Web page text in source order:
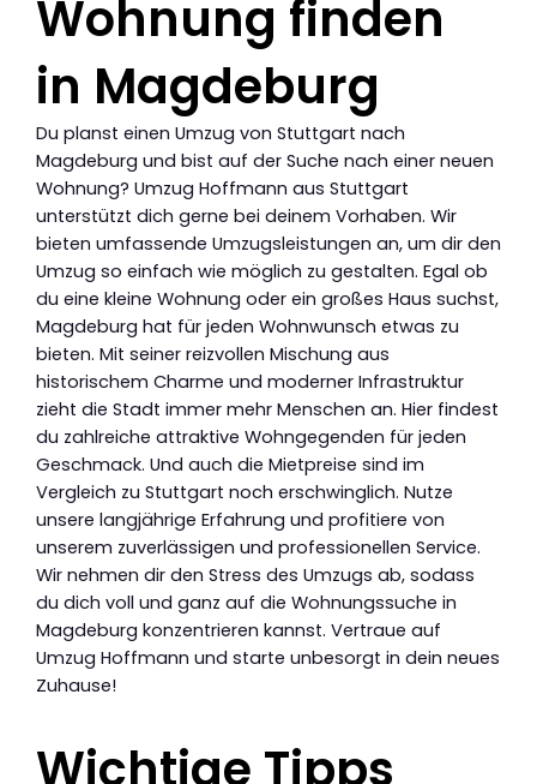
Wohnung finden
in Magdeburg
Du planst einen Umzug von Stuttgart nach
Magdeburg und bist auf der Suche nach einer neuen
Wohnung? Umzug Hoffmann aus Stuttgart
unterstützt dich gerne bei deinem Vorhaben. Wir
bieten umfassende Umzugsleistungen an, um dir den
Umzug so einfach wie möglich zu gestalten. Egal ob
du eine kleine Wohnung oder ein großes Haus suchst,
Magdeburg hat für jeden Wohnwunsch etwas zu
bieten. Mit seiner reizvollen Mischung aus
historischem Charme und moderner Infrastruktur
zieht die Stadt immer mehr Menschen an. Hier findest
du zahlreiche attraktive Wohngegenden für jeden
Geschmack. Und auch die Mietpreise sind im
Vergleich zu Stuttgart noch erschwinglich. Nutze
unsere langjährige Erfahrung und profitiere von
unserem zuverlässigen und professionellen Service.
Wir nehmen dir den Stress des Umzugs ab, sodass
du dich voll und ganz auf die Wohnungssuche in
Magdeburg konzentrieren kannst. Vertraue auf
Umzug Hoffmann und starte unbesorgt in dein neues
Zuhause!
Wichtige Tipps